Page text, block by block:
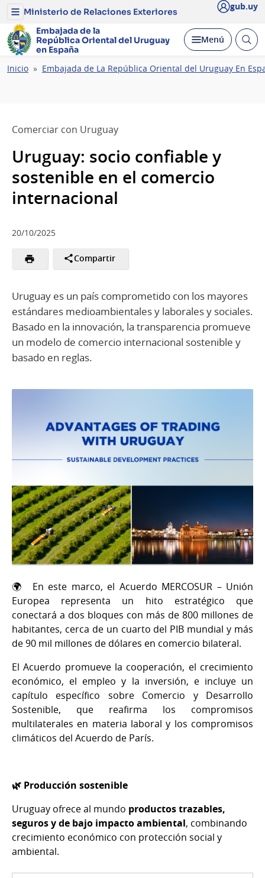
Menú
del
Ministerio
de
Relaciones
Exteriores
Ministerio de Relaciones Exteriores gub.uy
Embajada de la
República Oriental del Uruguay
en España
Desplegar
Menú Abrir
Ruta
Inicio Embajada de La República Oriental del Uruguay En
Comerciar con Uruguay
Uruguay: socio confiable y
sostenible en el comercio
internacional
20/10/2025
Compartir
Uruguay es un país comprometido con los mayores
estándares medioambientales y laborales y sociales.
Basado en la innovación, la transparencia promueve
un modelo de comercio internacional sostenible y
basado en reglas.
🌍 En este marco, el Acuerdo MERCOSUR – Unión
Europea representa un hito estratégico que
conectará a dos bloques con más de 800 millones de
habitantes, cerca de un cuarto del PIB mundial y más
de 90 mil millones de dólares en comercio bilateral.
El Acuerdo promueve la cooperación, el crecimiento
económico, el empleo y la inversión, e incluye un
capítulo específico sobre Comercio y Desarrollo
Sostenible, que reafirma los compromisos
multilaterales en materia laboral y los compromisos
climáticos del Acuerdo de París.
🌿 Producción sostenible
Uruguay ofrece al mundo productos trazables,
seguros y de bajo impacto ambiental, combinando
crecimiento económico con protección social y
ambiental.